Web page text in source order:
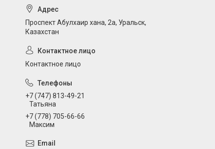
Проспект Абулхаир хана, 2а, Уральск,
Казахстан
Контактное лицо
+7 (747) 813-49-21
Татьяна
+7 (778) 705-66-66
Максим